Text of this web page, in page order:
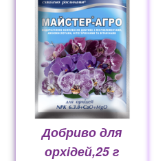
Добриво для
орхідей,25 г